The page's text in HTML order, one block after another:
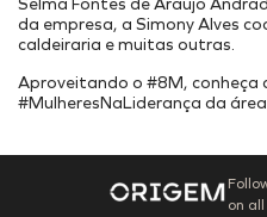
Customer Portal
Selma Fontes de Araujo
da empresa, a Simony Alves
caldeiraria e muitas outras.
Aproveitando o #8M, conheça
#MulheresNaLiderança da
on